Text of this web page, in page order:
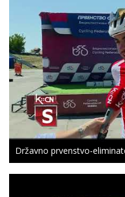
Državno prvenstvo-